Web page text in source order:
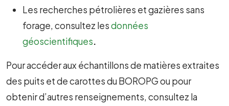
Les recherches pétrolières et gazières sans
forage, consultez lesdonnées
géoscientifiques.
Pour accéder aux échantillons de matières extraites
des puits et de carottes du BOROPG ou pour
obtenir d’autres renseignements, consultez la